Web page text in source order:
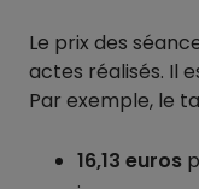
Le prix des
actes réalisés. Il
Par exemple, le
16,13 euros